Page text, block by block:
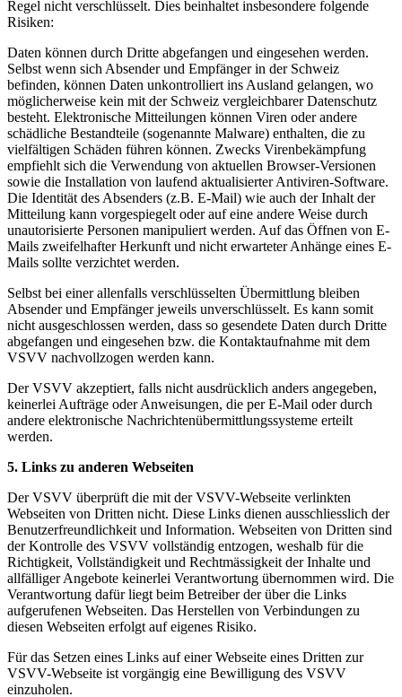
Regel nicht verschlüsselt. Dies beinhaltet insbesondere folgende
Risiken:
Daten können durch Dritte abgefangen und eingesehen werden.
Selbst wenn sich Absender und Empfänger in der Schweiz
befinden, können Daten unkontrolliert ins Ausland gelangen, wo
möglicherweise kein mit der Schweiz vergleichbarer Datenschutz
besteht. Elektronische Mitteilungen können Viren oder andere
schädliche Bestandteile (sogenannte Malware) enthalten, die zu
vielfältigen Schäden führen können. Zwecks Virenbekämpfung
empfiehlt sich die Verwendung von aktuellen Browser-Versionen
sowie die Installation von laufend aktualisierter Antiviren-Software.
Die Identität des Absenders (z.B. E-Mail) wie auch der Inhalt der
Mitteilung kann vorgespiegelt oder auf eine andere Weise durch
unautorisierte Personen manipuliert werden. Auf das Öffnen von E-
Mails zweifelhafter Herkunft und nicht erwarteter Anhänge eines E-
Mails sollte verzichtet werden.
Selbst bei einer allenfalls verschlüsselten Übermittlung bleiben
Absender und Empfänger jeweils unverschlüsselt. Es kann somit
nicht ausgeschlossen werden, dass so gesendete Daten durch Dritte
abgefangen und eingesehen bzw. die Kontaktaufnahme mit dem
VSVV nachvollzogen werden kann.
Der VSVV akzeptiert, falls nicht ausdrücklich anders angegeben,
keinerlei Aufträge oder Anweisungen, die per E-Mail oder durch
andere elektronische Nachrichtenübermittlungssysteme erteilt
werden.
5. Links zu anderen Webseiten
Der VSVV überprüft die mit der VSVV-Webseite verlinkten
Webseiten von Dritten nicht. Diese Links dienen ausschliesslich der
Benutzerfreundlichkeit und Information. Webseiten von Dritten sind
der Kontrolle des VSVV vollständig entzogen, weshalb für die
Richtigkeit, Vollständigkeit und Rechtmässigkeit der Inhalte und
allfälliger Angebote keinerlei Verantwortung übernommen wird. Die
Verantwortung dafür liegt beim Betreiber der über die Links
aufgerufenen Webseiten. Das Herstellen von Verbindungen zu
diesen Webseiten erfolgt auf eigenes Risiko.
Für das Setzen eines Links auf einer Webseite eines Dritten zur
VSVV-Webseite ist vorgängig eine Bewilligung des VSVV
einzuholen.